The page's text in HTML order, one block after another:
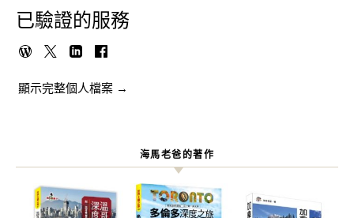
已驗證的服務
顯示完整個人檔案 →
海馬老爸的著作